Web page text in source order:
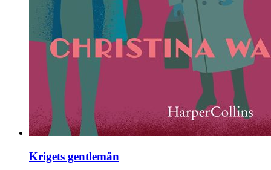
Krigets gentlemän